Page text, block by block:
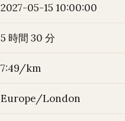
2027-05-15 10:00:00
5 時間 30 分
7:49/km
Europe/London